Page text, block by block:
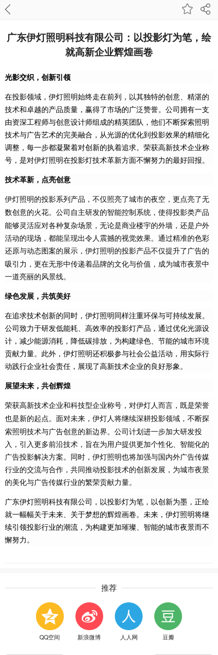
广东伊灯照明科技有限公司：以投影灯为笔，绘
就高新企业辉煌画卷
光影交织，创新引领
在投影领域，伊灯照明始终走在前列，以其独特的创意、精湛的
技术和卓越的产品质量，赢得了市场的广泛赞誉。公司拥有一支
由资深工程师与创意设计师组成的精英团队，他们不断探索照明
技术与广告艺术的完美融合，从光源的优化到投影效果的精细化
调整，每一步都凝聚着对创新的执着追求。荣获高新技术企业称
号，是对伊灯照明在投影灯技术革新方面不懈努力的最好回报。
技术革新，点亮创意
伊灯照明的投影系列产品 ，不仅照亮了城市的夜空，更点亮了无
数创意的火花。公司自主研发的智能控制系统，使得投影类产品
能够灵活应对各种复杂场景，无论是商业楼宇的外墙，还是户外
活动的现场，都能呈现出令人震撼的视觉效果。通过精准的色彩
还原与动态图案的展示，伊灯照明的投影产品不仅提升了广告的
吸引力，更在无形中传递着品牌的文化与价值，成为城市夜景中
一道亮丽的风景线。
绿色发展，共筑美好
在追求技术创新的同时，伊灯照明同样注重环保与可持续发展。
公司致力于研发低能耗、高效率的投影灯产品，通过优化光源设
计，减少能源消耗，降低碳排放，为构建绿色、节能的城市环境
贡献力量。此外，伊灯照明还积极参与社会公益活动，用实际行
动践行企业社会责任，展现了高新技术企业的良好形象。
展望未来，共创辉煌
荣获高新技术企业和科技型企业称号，对伊灯人而言，既是荣誉
也是新的起点。面对未来，伊灯人将继续深耕投影领域，不断探
索照明技术与广告创意的新边界。公司计划进一步加大研发投
入，引入更多前沿技术，旨在为用户提供更加个性化、智能化的
广告投影解决方案。同时，伊灯照明也将加强与国内外广告传媒
行业的交流与合作，共同推动投影技术的创新发展，为城市夜景
的美化与广告传媒行业的繁荣贡献力量。
广东伊灯照明科技有限公司，以投影灯为笔，以创新为墨，正绘
就一幅幅关于未来、关于梦想的辉煌画卷。未来，伊灯照明将继
续引领投影行业的潮流，为构建更加璀璨、智能的城市夜景而不
懈努力。
推荐
QQ空间 新浪微博 人人网 豆瓣